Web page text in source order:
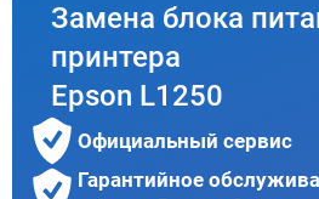
Замена блока
принтера
Epson L1250
Официальный сервис
Гарантийное